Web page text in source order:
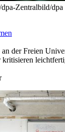
Zentralbild/dpa
der Freien
kritisieren